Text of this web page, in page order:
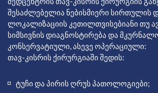
შესაძლებელია ნებისმიერი სირთულის
ლოკალიზაციის კეთილთვისებიანი თუ
სიმსივნის დიაგნოსტირება და
კონსერვატიული, ასევე ოპერაციული:
თავ-კისრის ქირურგიაში შედის:
ტუჩი და პირის ღრუს პათოლოგიები;